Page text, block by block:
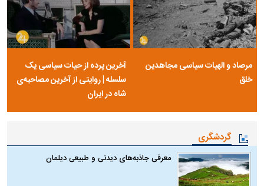
مرصاد و الهیات سیاسی مجاهدین
خلق
آخرین پرده از حیات سیاسی یک
سلسله | روایتی از آخرین مصاحبه‌ی
شاه در ایران
گردشگری
معرفی جاذبه‌های دیدنی و طبیعی دیلمان